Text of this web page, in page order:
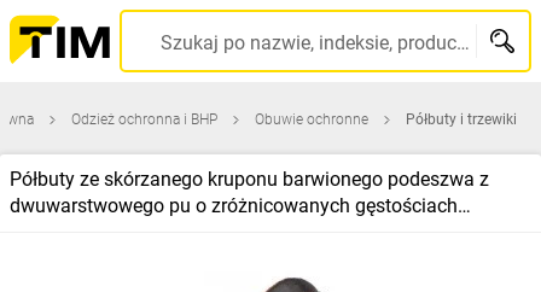
Szukaj po nazwie, indeksie, producencie, kodzie kreskowym...
Odzież ochronna i BHP Obuwie ochronne Półbuty i trzewiki
Półbuty ze skórzanego kruponu barwionego podeszwa z
dwuwarstwowego pu o zróżnicowanych gęstościach